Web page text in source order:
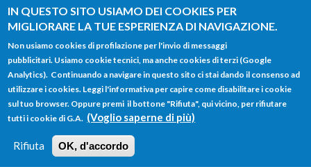
IN QUESTO SITO USIAMO DEI COOKIES PER
MIGLIORARE LA TUE ESPERIENZA DI NAVIGAZIONE.
Non usiamo cookies di profilazione per l'invio di messaggi
pubblicitari. Usiamo cookie tecnici, ma anche cookies di terzi (Google
Analytics). Continuando a navigare in questo sito ci stai dando il consenso ad
utilizzare i cookies. Leggi l'informativa per capire come disabilitare i cookie
sul tuo browser. Oppure premi il bottone "Rifiuta", qui vicino, per rifiutare
tutti i cookie di G.A. (Voglio saperne di più)
Rifiuta OK, d'accordo
Salta al contenuto principale
FORM
DI
RICERCA
Main menu
HOME TUTTI I PROFILI
LOGIN